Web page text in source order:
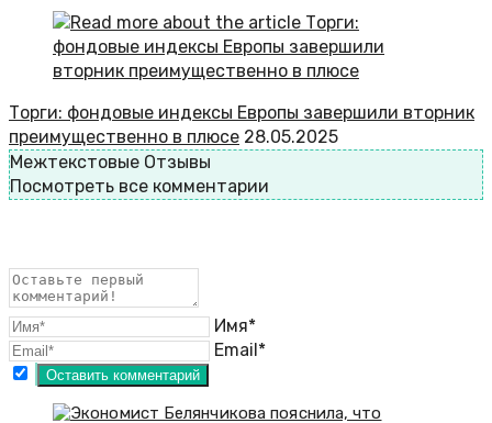
Торги: фондовые индексы Европы завершили вторник
преимущественно в плюсе 28.05.2025
Межтекстовые Отзывы
Посмотреть все комментарии
Имя*
Email*